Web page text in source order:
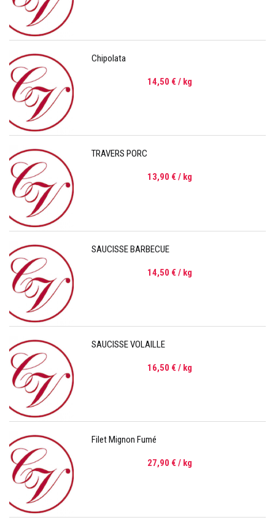
Chipolata
14,50 € / kg
TRAVERS PORC
13,90 € / kg
SAUCISSE BARBECUE
14,50 € / kg
SAUCISSE VOLAILLE
16,50 € / kg
Filet Mignon Fumé
27,90 € / kg